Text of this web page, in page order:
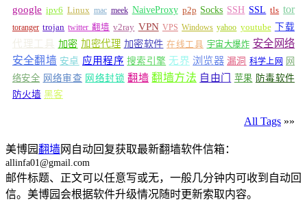
google ipv6 Linux mac meek NaiveProxy p2p Socks SSH SSL tls tor
toranger trojan twitter 翻墙 v2ray VPN VPS Windows yahoo youtube 下载
代理工具 加密 加密代理 加密软件 在线工具 宇宙大爆炸 安全网络
安全翻墙 安卓 应用程序 搜索引擎 无界 浏览器 漏洞 科学上网 网
络安全 网络审查 网络封锁 翻墙 翻墙方法 自由门 苹果 防毒软件
防火墙 黑客
All Tags »»
美博园翻墙网自动回复获取最新翻墙软件信箱：
allinfa01@gmail.com
邮件标题、正文可以任意写或无，一般几分钟内可收到自动回
信。美博园会根据软件升级情况随时更新索取内容。